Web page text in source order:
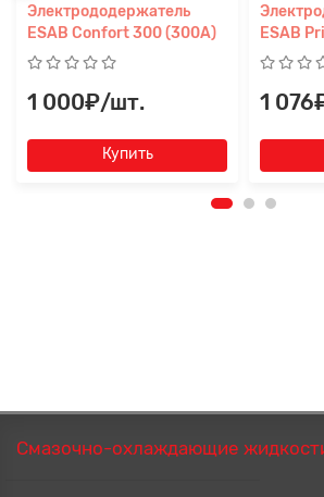
Электрододержатель
ESAB Confort 300 (300А)
1 000₽/шт.
Купить
ESAB
1
Смазочно-охлаждающие